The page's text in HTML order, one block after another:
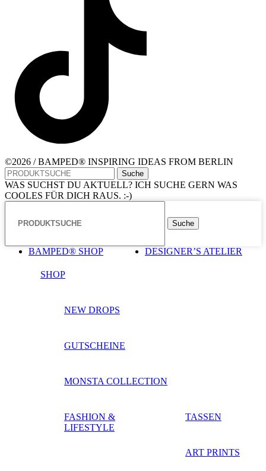
©2026 / BAMPED® INSPIRING IDEAS FROM BERLIN
Suche
WAS SUCHST DU AKTUELL? ICH SUCHE GERN WAS
COOLES FÜR DICH RAUS. :-)
Suche
BAMPED® SHOP DESIGNER’S ATELIER
SHOP
NEW DROPS
GUTSCHEINE
MONSTA COLLECTION
FASHION &
LIFESTYLE
TASSEN
ART PRINTS